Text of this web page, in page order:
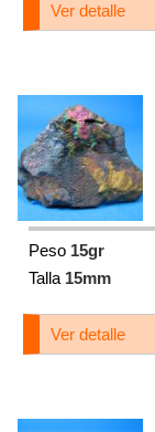
Ver detalle
Peso 15gr
Talla 15mm
Ver detalle